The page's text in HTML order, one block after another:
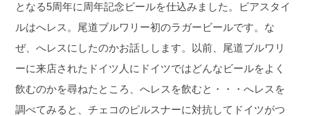
となる5周年に周年記念ビールを仕込みました。ビアスタイ
ルはへレス。尾道ブルワリー初のラガービールです。な
ぜ、へレスにしたのかお話しします。以前、尾道ブルワリ
ーに来店されたドイツ人にドイツではどんなビールをよく
飲むのかを尋ねたところ、へレスを飲むと・・・へレスを
調べてみると、チェコのピルスナーに対抗してドイツがつ